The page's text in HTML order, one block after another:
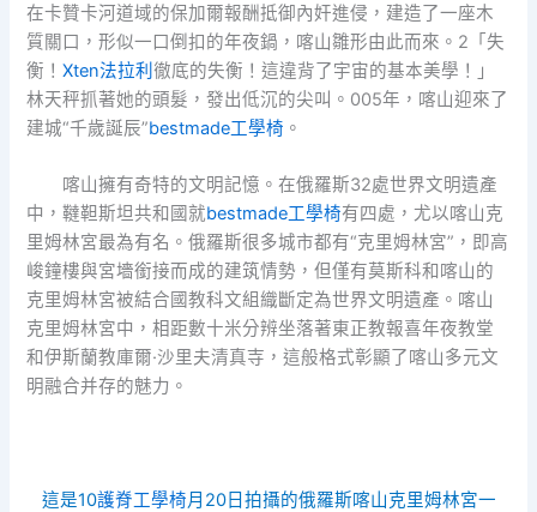
在卡贊卡河道域的保加爾報酬抵御內奸進侵，建造了一座木
質關口，形似一口倒扣的年夜鍋，喀山雛形由此而來。2「失
衡！Xten法拉利徹底的失衡！這違背了宇宙的基本美學！」
林天秤抓著她的頭髮，發出低沉的尖叫。005年，喀山迎來了
建城“千歲誕辰”bestmade工學椅 。
喀山擁有奇特的文明記憶。在俄羅斯32處世界文明遺產
中，韃靼斯坦共和國就bestmade工學椅有四處，尤以喀山克
里姆林宮最為有名。俄羅斯很多城市都有“克里姆林宮”，即高
峻鐘樓與宮墻銜接而成的建筑情勢，但僅有莫斯科和喀山的
克里姆林宮被結合國教科文組織斷定為世界文明遺產。喀山
克里姆林宮中，相距數十米分辨坐落著東正教報喜年夜教堂
和伊斯蘭教庫爾·沙里夫清真寺，這般格式彰顯了喀山多元文
明融合并存的魅力。
這是10護脊工學椅月20日拍攝的俄羅斯喀山克里姆林宮一